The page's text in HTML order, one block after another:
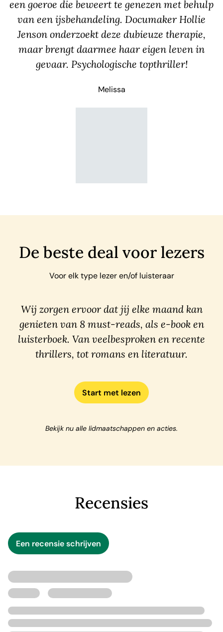
een goeroe die beweert te genezen met behulp
van een ijsbehandeling. Documaker Hollie
Jenson onderzoekt deze dubieuze therapie,
maar brengt daarmee haar eigen leven in
gevaar. Psychologische topthriller!
Melissa
De beste deal voor lezers
Voor elk type lezer en/of luisteraar
Wij zorgen ervoor dat jij elke maand kan
genieten van 8 must-reads, als e-book en
luisterboek. Van veelbesproken en recente
thrillers, tot romans en literatuur.
Start met lezen
Bekijk nu alle lidmaatschappen en acties.
Recensies
Een recensie schrijven